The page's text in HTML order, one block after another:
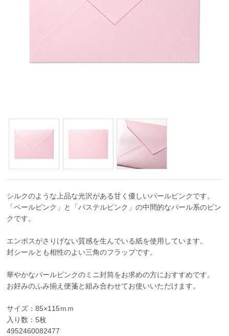
シルクのような上品な光沢がある甘く優しいパールピンクです。
「ペールピンク」と「パステルピンク」の中間的なパール系のピン
クです。
エンボスがさりげない質感を生んでいる紙を使用しています。
封シールとも相性のよい三角のフラップです。
華やかなパールピンクのミニ封筒をお求めの方におすすめです。
お好みのふみ揃え便箋と組み合わせてお使いいただけます。
サイズ：85×115ｍｍ
入り数：5枚
4952460082477